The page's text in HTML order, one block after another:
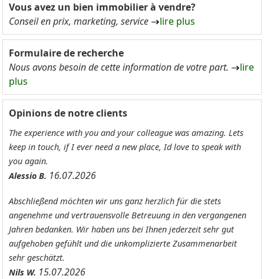
Vous avez un bien immobilier à vendre?
Conseil en prix, marketing, service
lire plus
Formulaire de recherche
Nous avons besoin de cette information de votre part.
lire
plus
Opinions de notre clients
The experience with you and your colleague was amazing. Lets
keep in touch, if I ever need a new place, Id love to speak with
you again.
Alessio B. 16.07.2026
Abschließend möchten wir uns ganz herzlich für die stets
angenehme und vertrauensvolle Betreuung in den vergangenen
Jahren bedanken. Wir haben uns bei Ihnen jederzeit sehr gut
aufgehoben gefühlt und die unkomplizierte Zusammenarbeit
sehr geschätzt.
Nils W. 15.07.2026